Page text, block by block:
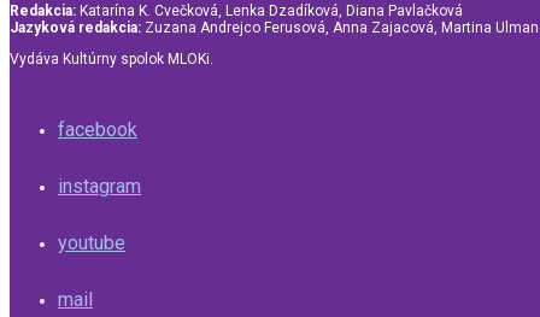
Redakcia: Katarína K. Cvečková, Lenka Dzadíková, Diana Pavlačková
Jazyková redakcia: Zuzana Andrejco Ferusová, Anna Zajacová, Martina
Vydáva Kultúrny spolok MLOKi.
facebook
instagram
youtube
mail